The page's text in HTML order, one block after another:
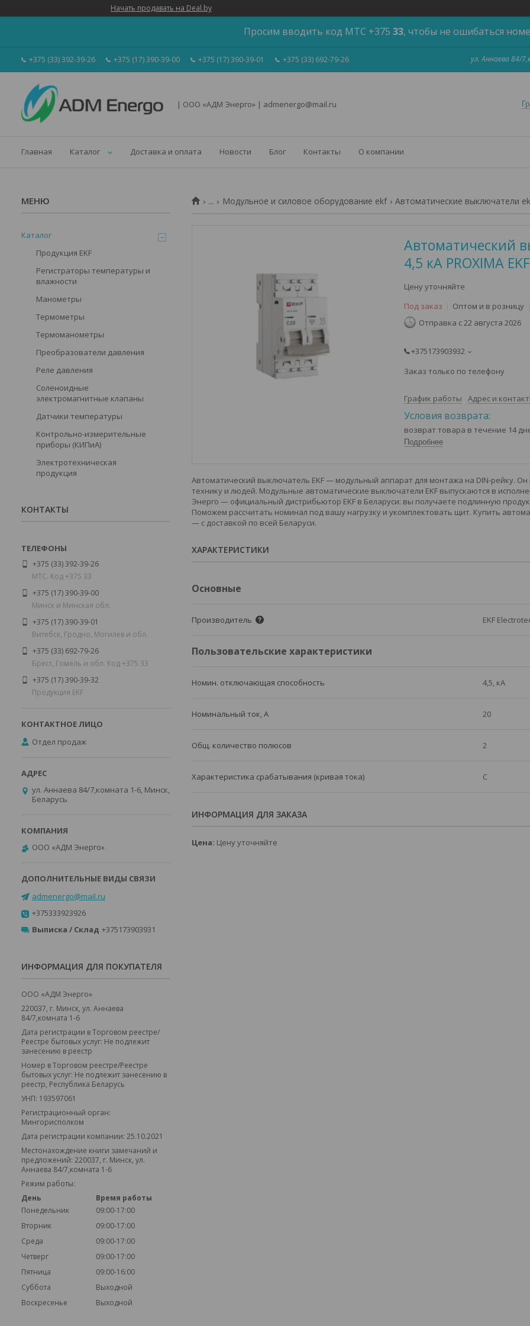
Начать продавать на Deal.by
Просим вводить код МТС +375 33, чтобы не ошибаться
+375 (33) 392-39-26 +375 (17) 390-39-00 +375 (17) 390-39-01 +375 (33) 692-79-26 ул. Аннаева 84/
| ООО «АДМ Энерго» | admenergo@mail.ru
Главная Каталог Доставка и оплата Новости Блог Контакты О компании
... Модульное и силовое оборудование ekf Автоматические выключатели
Автоматический
4,5 кА PROXIMA EKF
Цену уточняйте
Под заказ
Оптом и в розницу
Отправка с 22 августа 2026
+375173903932
Заказ только по телефону
График работы Адрес и
возврат товара в течение 14
Подробнее
Автоматический выключатель EKF — модульный аппарат для монтажа на DIN-рейку.
технику и людей. Модульные автоматические выключатели EKF выпускаются в
Энерго — официальный дистрибьютор EKF в Беларуси: вы получаете подлинную
Поможем рассчитать номинал под вашу нагрузку и укомплектовать щит. Купить
— с доставкой по всей Беларуси.
ХАРАКТЕРИСТИКИ
Основные
Производитель EKF
Пользовательские характеристики
Номин. отключающая способность 4,5, кА
Номинальный ток, А 20
Общ. количество полюсов 2
Характеристика срабатывания (кривая тока) C
ИНФОРМАЦИЯ ДЛЯ ЗАКАЗА
Цена: Цену уточняйте
Каталог
Продукция EKF
Регистраторы температуры и
влажности
Манометры
Термометры
Термоманометры
Преобразователи давления
Реле давления
Соленоидные
электромагнитные клапаны
Датчики температуры
Контрольно-измерительные
приборы (КИПиА)
Электротехническая
продукция
КОНТАКТЫ
+375 (33) 392-39-26
МТС. Код +375 33
+375 (17) 390-39-00
Минск и Минская обл.
+375 (17) 390-39-01
Витебск, Гродно, Могилев и обл.
+375 (33) 692-79-26
Брест, Гомель и обл. Код +375 33
+375 (17) 390-39-32
Продукция EKF
Отдел продаж
ул. Аннаева 84/7,комната 1-6, Минск,
Беларусь
ООО «АДМ Энерго»
admenergo@mail.ru
+375333923926
Выписка / Склад +375173903931
ИНФОРМАЦИЯ ДЛЯ ПОКУПАТЕЛЯ
ООО «АДМ Энерго»
220037, г. Минск, ул. Аннаева
84/7,комната 1-6
Дата регистрации в Торговом реестре/
Реестре бытовых услуг: Не подлежит
занесению в реестр
Номер в Торговом реестре/Реестре
бытовых услуг: Не подлежит занесению в
реестр, Республика Беларусь
УНП: 193597061
Регистрационный орган:
Мингорисполком
Дата регистрации компании: 25.10.2021
Местонахождение книги замечаний и
предложений: 220037, г. Минск, ул.
Аннаева 84/7,комната 1-6
Режим работы:
День
Время работы
Понедельник
09:00-17:00
Вторник
09:00-17:00
Среда
09:00-17:00
Четверг
09:00-17:00
Пятница
09:00-16:00
Суббота
Выходной
Воскресенье
Выходной